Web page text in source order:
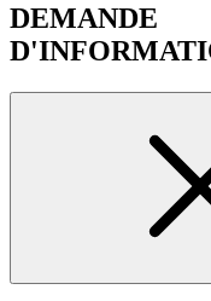
DEMANDE